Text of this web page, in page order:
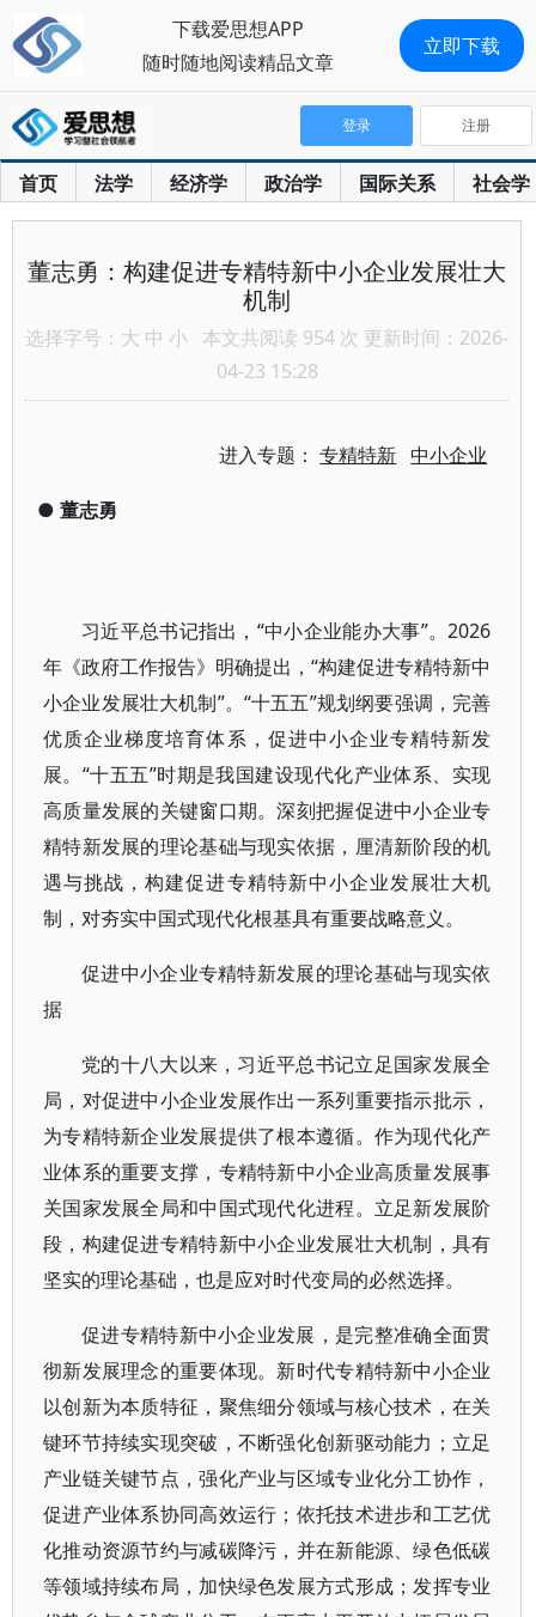
首页 法学 经济学 政治学 国际关系 社会学
登录 注册
董志勇：构建促进专精特新中小企业发展壮大
机制
选择字号： 大 中 小 本文共阅读 954 次 更新时间：2026-
04-23 15:28
进入专题：专精特新 中小企业
● 董志勇
习近平总书记指出，“中小企业能办大事”。2026
年《政府工作报告》明确提出，“构建促进专精特新中
小企业发展壮大机制”。“十五五”规划纲要强调，完善
优质企业梯度培育体系，促进中小企业专精特新发
展。“十五五”时期是我国建设现代化产业体系、实现
高质量发展的关键窗口期。深刻把握促进中小企业专
精特新发展的理论基础与现实依据，厘清新阶段的机
遇与挑战，构建促进专精特新中小企业发展壮大机
制，对夯实中国式现代化根基具有重要战略意义。
促进中小企业专精特新发展的理论基础与现实依
据
党的十八大以来，习近平总书记立足国家发展全
局，对促进中小企业发展作出一系列重要指示批示，
为专精特新企业发展提供了根本遵循。作为现代化产
业体系的重要支撑，专精特新中小企业高质量发展事
关国家发展全局和中国式现代化进程。立足新发展阶
段，构建促进专精特新中小企业发展壮大机制，具有
坚实的理论基础，也是应对时代变局的必然选择。
促进专精特新中小企业发展，是完整准确全面贯
彻新发展理念的重要体现。新时代专精特新中小企业
以创新为本质特征，聚焦细分领域与核心技术，在关
键环节持续实现突破，不断强化创新驱动能力；立足
产业链关键节点，强化产业与区域专业化分工协作，
促进产业体系协同高效运行；依托技术进步和工艺优
化推动资源节约与减碳降污，并在新能源、绿色低碳
等领域持续布局，加快绿色发展方式形成；发挥专业
下载爱思想APP
随时随地阅读精品文章
立即下载